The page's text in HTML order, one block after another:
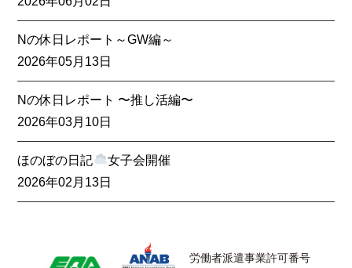
Nの休日レポート～GW編～
2026年05月13日
Nの休日レポート 〜推し活編〜
2026年03月10日
ほのぼの日記
女子会開催
2026年02月13日
労働者派遣事業許可番号